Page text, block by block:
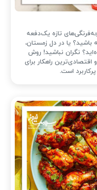
تازه یک‌دفعه
باشید؟ یا در دل زمستان،
نگران نباشید! روش
راهکار برای
است.